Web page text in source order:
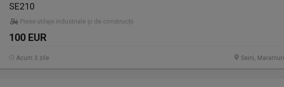
SE210
Piese utilaje industriale și de construcții
100 EUR
Seini,
Acum 3 zile